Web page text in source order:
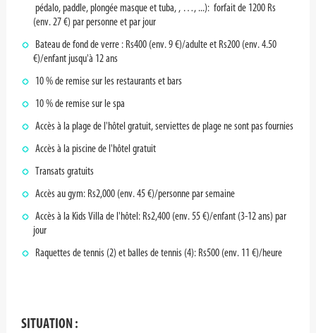
pédalo, paddle, plongée masque et tuba, , …, ...): forfait de 1200 Rs
(env. 27 €) par personne et par jour
Bateau de fond de verre : Rs400 (env. 9 €)/adulte et Rs200 (env. 4.50
€)/enfant jusqu'à 12 ans
10 % de remise sur les restaurants et bars
10 % de remise sur le spa
Accès à la plage de l'hôtel gratuit, serviettes de plage ne sont pas fournies
Accès à la piscine de l'hôtel gratuit
Transats gratuits
Accès au gym: Rs2,000 (env. 45 €)/personne par semaine
Accès à la Kids Villa de l'hôtel: Rs2,400 (env. 55 €)/enfant (3-12 ans) par
jour
Raquettes de tennis (2) et balles de tennis (4): Rs500 (env. 11 €)/heure
SITUATION :